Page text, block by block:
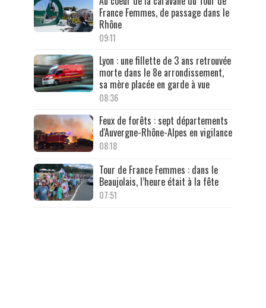
France Femmes, de passage dans le
Rhône
09:11
Lyon : une fillette de 3 ans retrouvée
morte dans le 8e arrondissement,
sa mère placée en garde à vue
08:36
Feux de forêts : sept départements
d'Auvergne-Rhône-Alpes en vigilance
08:18
Tour de France Femmes : dans le
Beaujolais, l’heure était à la fête
07:51